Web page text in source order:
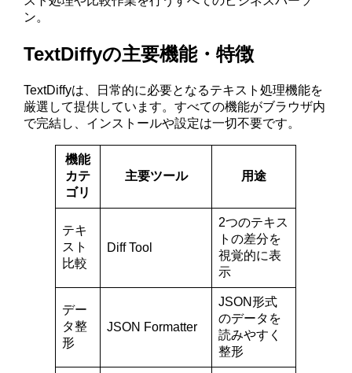
ン。
TextDiffyの主要機能・特徴
TextDiffyは、日常的に必要となるテキスト処理機能を
厳選して提供しています。すべての機能がブラウザ内
で完結し、インストールや設定は一切不要です。
機能
カテ
ゴリ
主要ツール 用途
テキ
スト
比較
Diff Tool
2つのテキス
トの差分を
視覚的に表
示
デー
タ整
形
JSON Formatter
JSON形式
のデータを
読みやすく
整形